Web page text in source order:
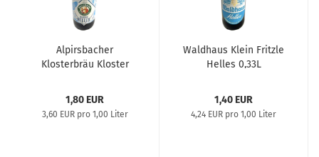
Alpirsbacher
Klosterbräu Kloster
1,80 EUR
3,60 EUR pro 1,00 Liter
Waldhaus Klein Fritzle
Helles 0,33L
1,40 EUR
4,24 EUR pro 1,00 Liter